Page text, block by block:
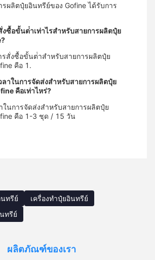
รผลิตปุ๋ยอินทรีย์ของ Gofine ได้รับการ
งซื้อขั้นต่ําเท่าไรสําหรับสายการผลิตปุ๋ย
สั่งซื้อขั้นต่ําสําหรับสายการผลิตปุ๋ย
คือ 1.
ลาในการจัดส่งสําหรับสายการผลิตปุ๋ย
คือเท่าไหร่?
ในการจัดส่งสําหรับสายการผลิตปุ๋ย
คือ 1-3 ชุด / 15 วัน
ทรีย์
เครื่องทำปุ๋ยอินทรีย์
ทรีย์
ผลิตภัณฑ์ของเรา